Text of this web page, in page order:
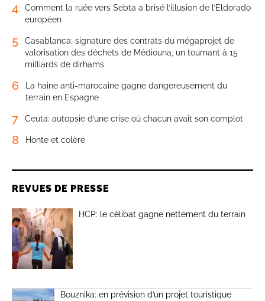
4
Comment la ruée vers Sebta a brisé l’illusion de l’Eldorado
européen
5
Casablanca: signature des contrats du mégaprojet de
valorisation des déchets de Médiouna, un tournant à 15
milliards de dirhams
6
La haine anti-marocaine gagne dangereusement du
terrain en Espagne
7 Ceuta: autopsie d’une crise où chacun avait son complot
8 Honte et colère
REVUES DE PRESSE
HCP: le célibat gagne nettement du terrain
Bouznika: en prévision d’un projet touristique